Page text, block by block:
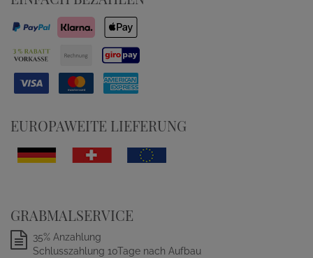
EUROPAWEITE LIEFERUNG
GRABMALSERVICE
35% Anzahlung
Schlusszahlung 10Tage nach Aufbau